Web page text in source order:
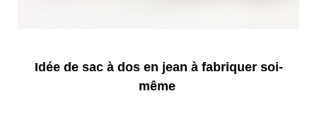
Idée de sac à dos en jean à fabriquer soi-
même